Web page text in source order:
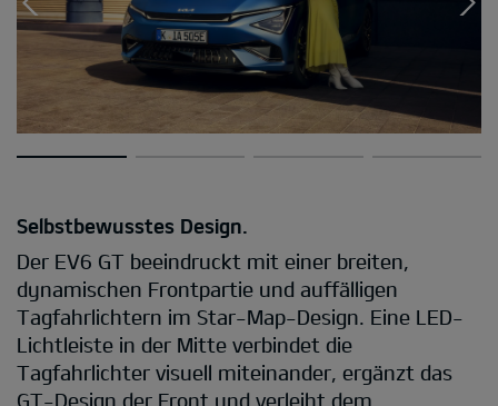
Selbstbewusstes Design.
Der EV6 GT beeindruckt mit einer breiten,
dynamischen Frontpartie und auffälligen
Tagfahrlichtern im Star-Map-Design. Eine LED-
Lichtleiste in der Mitte verbindet die
Tagfahrlichter visuell miteinander, ergänzt das
GT-Design der Front und verleiht dem